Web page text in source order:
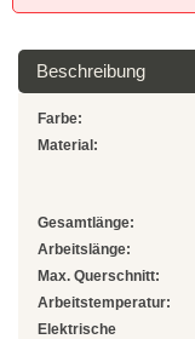
Farbig
Rot
Gelb
Blau
Edelstahlbinder
Beschreibung
Farbe:
Material:
Gesamtlänge:
Arbeitslänge:
Max. Querschnitt:
Arbeitstemperatur:
Elektrische